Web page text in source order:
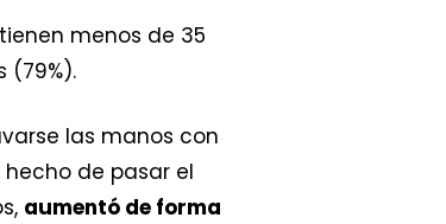
menos de 35
(79%).
las manos con
hecho de pasar el
aumentó de forma